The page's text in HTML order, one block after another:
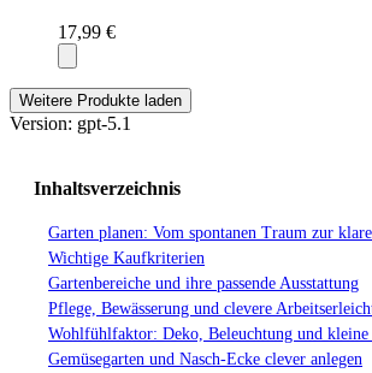
17,99 €
Weitere Produkte laden
Version: gpt-5.1
Inhaltsverzeichnis
Garten planen: Vom spontanen Traum zur
Wichtige Kaufkriterien
Gartenbereiche und ihre passende Ausstattung
Pflege, Bewässerung und clevere
Wohlfühlfaktor: Deko, Beleuchtung und
Gemüsegarten und Nasch-Ecke clever anlegen